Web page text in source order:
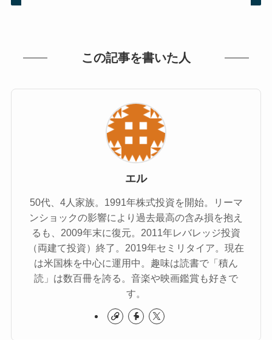
この記事を書いた人
エル
50代、4人家族。1991年株式投資を開始。リーマ
ンショックの影響により過去最高の含み損を抱え
るも、2009年末に復元。2011年レバレッジ投資
（両建て投資）終了。2019年セミリタイア。現在
は米国株を中心に運用中。趣味は読書で「積ん
読」は数百冊を誇る。音楽や映画鑑賞も好きで
す。